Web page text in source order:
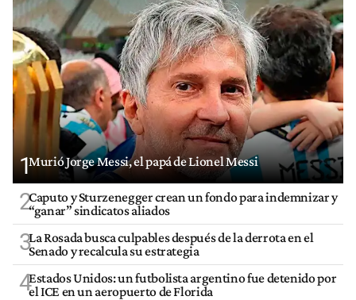
1Murió Jorge Messi, el papá de Lionel Messi
2Caputo y Sturzenegger crean un fondo para indemnizar y
“ganar” sindicatos aliados
3La Rosada busca culpables después de la derrota en el
Senado y recalcula su estrategia
4Estados Unidos: un futbolista argentino fue detenido por
el ICE en un aeropuerto de Florida